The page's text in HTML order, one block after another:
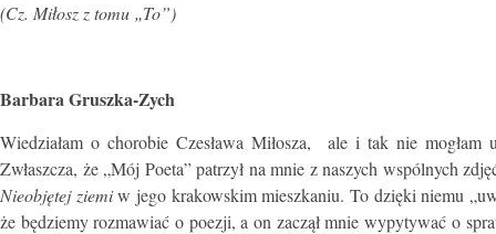
(Cz. Miłosz z tomu „To”)
Barbara Gruszka-Zych
Wiedziałam o chorobie Czesława Miłosza, ale i tak nie
Zwłaszcza, że „Mój Poeta” patrzył na mnie z naszych wspólnych
Nieobjętej ziemiw jego krakowskim mieszkaniu. To dzięki niemu
że będziemy rozmawiać o poezji, a on zaczął mnie wypytywać o